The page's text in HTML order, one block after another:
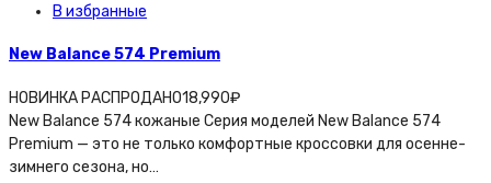
В избранные
New Balance 574 Premium
НОВИНКА РАСПРОДАНО18,990₽
New Balance 574 кожаные Серия моделей New Balance 574
Premium — это не только комфортные кроссовки для осенне-
зимнего сезона, но…